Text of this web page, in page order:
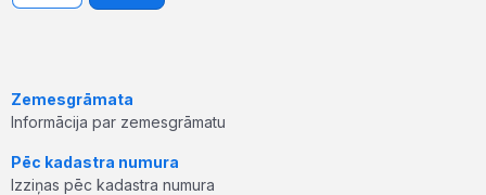
Zemesgrāmata
Informācija par zemesgrāmatu
Pēc kadastra numura
Izziņas pēc kadastra numura